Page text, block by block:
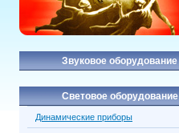
Звуковое оборудование
Световое оборудование
Динамические приборы